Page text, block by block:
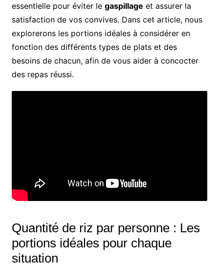
essentielle pour éviter le gaspillage et assurer la
satisfaction de vos convives. Dans cet article, nous
explorerons les portions idéales à considérer en
fonction des différents types de plats et des
besoins de chacun, afin de vous aider à concocter
des repas réussi.
Quantité de riz par personne : Les
portions idéales pour chaque
situation